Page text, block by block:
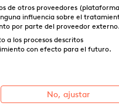
de otros proveedores
influencia sobre el
por parte del proveedor externo.
a los procesos descritos
con efecto para el futuro.
No, ajustar